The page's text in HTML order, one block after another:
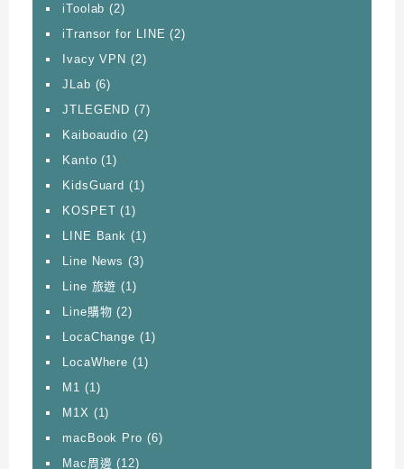
iToolab (2)
iTransor for LINE (2)
Ivacy VPN (2)
JLab (6)
JTLEGEND (7)
Kaiboaudio (2)
Kanto (1)
KidsGuard (1)
KOSPET (1)
LINE Bank (1)
Line News (3)
Line 旅遊 (1)
Line購物 (2)
LocaChange (1)
LocaWhere (1)
M1 (1)
M1X (1)
macBook Pro (6)
Mac周邊 (12)